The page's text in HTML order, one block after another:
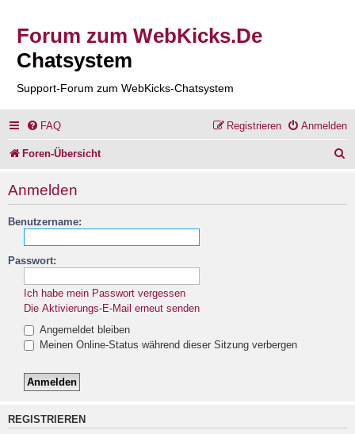
Forum zum WebKicks.De
Chatsystem
Support-Forum zum WebKicks-Chatsystem
FAQ Anmelden
Registrieren
Foren-Übersicht
Anmelden
Benutzername:
Passwort:
Ich habe mein Passwort vergessen
Die Aktivierungs-E-Mail erneut senden
Angemeldet bleiben
Meinen Online-Status während dieser Sitzung verbergen
REGISTRIEREN